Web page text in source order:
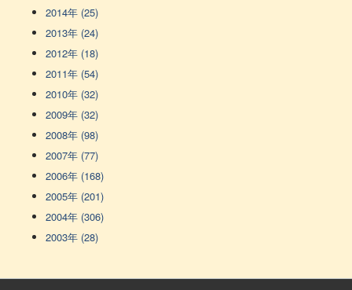
2014年 (25)
2013年 (24)
2012年 (18)
2011年 (54)
2010年 (32)
2009年 (32)
2008年 (98)
2007年 (77)
2006年 (168)
2005年 (201)
2004年 (306)
2003年 (28)